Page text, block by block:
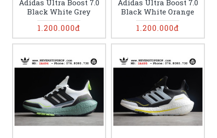
Adidas Ultra Boost 7.0
Black White Grey
1.200.000đ
Adidas Ultra Boost 7.0
Black White Orange
1.200.000đ